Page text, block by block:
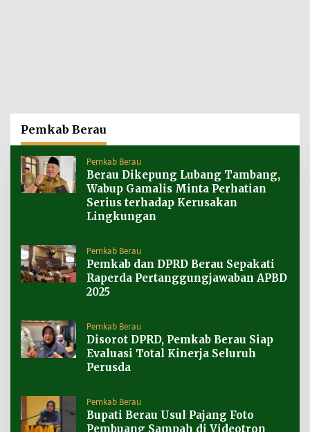
Pemkab Berau
Pemkab Berau
Berau Dikepung Lubang Tambang,
Wabup Gamalis Minta Perhatian
Serius terhadap Kerusakan
Lingkungan
Pemkab Berau
Pemkab dan DPRD Berau Sepakati
Raperda Pertanggungjawaban APBD
2025
Pemkab Berau
Disorot DPRD, Pemkab Berau Siap
Evaluasi Total Kinerja Seluruh
Perusda
Pemkab Berau
Bupati Berau Usul Pajang Foto
Pembuang Sampah di Videotron